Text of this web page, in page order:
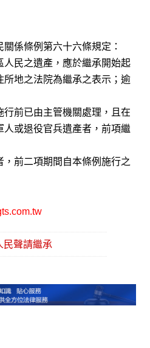
係條例第六十六條規定：
人民之遺產，應於繼承開始起
所地之法院為繼承之表示；逾
前已由主管機關處理，且在
或退役官兵遺產者，前項繼
前二項期間自本條例施行之
民聲請繼承